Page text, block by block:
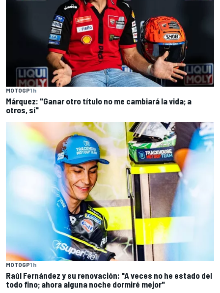
MOTOGP1 h
Márquez: "Ganar otro título no me cambiará la vida; a
otros, sí"
MOTOGP1 h
Raúl Fernández y su renovación: "A veces no he estado del
todo fino; ahora alguna noche dormiré mejor"